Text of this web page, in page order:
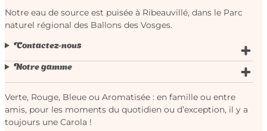
Notre eau de source est puisée à Ribeauvillé, dans le Parc
naturel régional des Ballons des Vosges.
Contactez-nous
Notre gamme
Verte, Rouge, Bleue ou Aromatisée : en famille ou entre
amis, pour les moments du quotidien ou d’exception, il y a
toujours une Carola !